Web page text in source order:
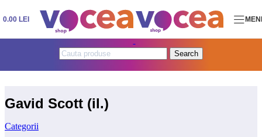
Skip to navigationSkip to main content
0.00 LEI
Search
Gavid Scott (il.)
Categorii